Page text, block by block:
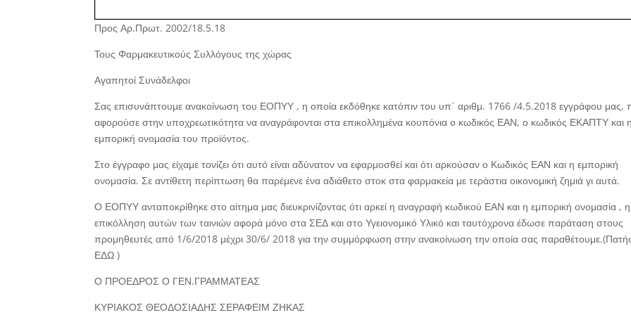
Προς Αρ.Πρωτ. 2002/18.5.18
Τους Φαρμακευτικούς Συλλόγους της χώρας
Αγαπητοί Συνάδελφοι
Σας επισυνάπτουμε ανακοίνωση του ΕΟΠΥΥ , η οποία εκδόθηκε κατόπιν του υπ΄ αριθμ. 1766 /4.5.2018 εγγράφου μας,
αφορούσε στην υποχρεωτικότητα να αναγράφονται στα επικολλημένα κουπόνια ο κωδικός ΕΑΝ, ο κωδικός ΕΚΑΠΤΥ και η
εμπορική ονομασία του προϊόντος.
Στο έγγραφο μας είχαμε τονίζει ότι αυτό είναι αδύνατον να εφαρμοσθεί και ότι αρκούσαν ο Κωδικός ΕΑΝ και η εμπορική
ονομασία. Σε αντίθετη περίπτωση θα παρέμενε ένα αδιάθετο στοκ στα φαρμακεία με τεράστια οικονομική ζημιά γι αυτά.
Ο ΕΟΠΥΥ ανταποκρίθηκε στο αίτημα μας διευκρινίζοντας ότι αρκεί η αναγραφή κωδικού ΕΑΝ και η εμπορική ονομασία , η
επικόλληση αυτών των ταινιών αφορά μόνο στα ΣΕΔ και στο Υγειονομικό Υλικό και ταυτόχρονα έδωσε παράταση στους
προμηθευτές από 1/6/2018 μέχρι 30/6/ 2018 για την συμμόρφωση στην ανακοίνωση την οποία σας
ΕΔΩ )
Ο ΠΡΟΕΔΡΟΣ Ο ΓΕΝ.ΓΡΑΜΜΑΤΕΑΣ
ΚΥΡΙΑΚΟΣ ΘΕΟΔΟΣΙΑΔΗΣ ΣΕΡΑΦΕΙΜ ΖΗΚΑΣ